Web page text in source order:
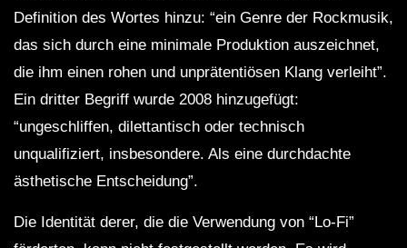
Definition des Wortes hinzu: “ein Genre der Rockmusik,
das sich durch eine minimale Produktion auszeichnet,
die ihm einen rohen und unprätentiösen Klang verleiht”.
Ein dritter Begriff wurde 2008 hinzugefügt:
“ungeschliffen, dilettantisch oder technisch
unqualifiziert, insbesondere. Als eine durchdachte
ästhetische Entscheidung”.
Die Identität derer, die die Verwendung von “Lo-Fi”